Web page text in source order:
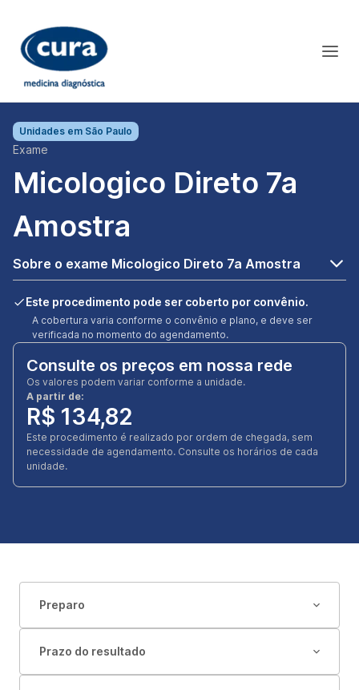
Unidades em São Paulo
Exame
Micologico Direto 7a
Amostra
Sobre o exame Micologico Direto 7a Amostra
Este procedimento pode ser coberto por convênio.
A cobertura varia conforme o convênio e plano, e deve ser
verificada no momento do agendamento.
Consulte os preços em nossa rede
Os valores podem variar conforme a unidade.
A partir de:
R$ 134,82
Este procedimento é realizado por ordem de chegada, sem
necessidade de agendamento. Consulte os horários de cada
unidade.
Preparo
Prazo do resultado